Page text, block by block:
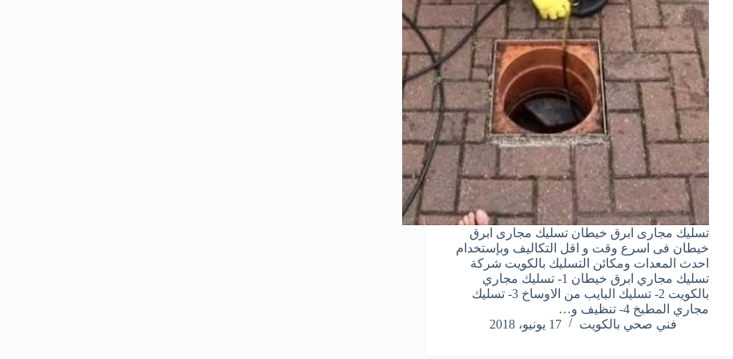
تسليك مجارى ابرق خيطان تسليك مجارى ابرق
خيطان فى اسرع وقت و اقل التكاليف وبإستخدام
احدث المعدات ومكائن التسليك بالكويت شركة
تسليك مجاري ابرق خيطان 1- تسليك مجاري
بالكويت 2- تسليك البايب من الاوساخ 3- تسليك
مجاري المطبخ 4- تنظيف و…
فني صحي بالكويت
17 يونيو، 2018